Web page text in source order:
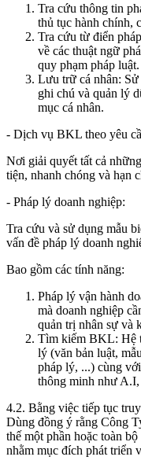
Tra cứu thông tin
thủ tục hành chính,
Tra cứu từ điển
về các thuật ngữ
quy phạm pháp luật.
Lưu trữ cá nhân:
ghi chú và quản lý
mục cá nhân.
- Dịch vụ BKL theo yêu
Nơi giải quyết tất cả
tiện, nhanh chóng và hạn
- Pháp lý doanh nghiệp:
Tra cứu và sử dụng mẫu
vấn đề pháp lý doanh
Bao gồm các tính năng:
Pháp lý vận hành
mà doanh nghiệp
quản trị nhân sự và
Tìm kiếm BKL: Hệ
lý (văn bản luật,
pháp lý, ...) cùng
thông minh như A.I,
4.2. Bằng việc tiếp tục
Dùng đồng ý rằng Công
thế một phần hoặc toàn
nhằm mục đích phát triển